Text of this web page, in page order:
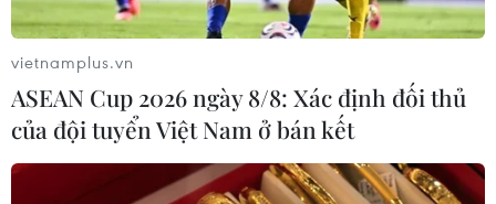
vietnamplus.vn
ASEAN Cup 2026 ngày 8/8: Xác định đối thủ
của đội tuyển Việt Nam ở bán kết